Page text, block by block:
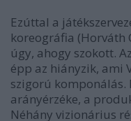
Ezúttal a
koreográfia (Horváth
úgy, ahogy szokott.
épp az hiányzik, ami
szigorú komponálás.
arányérzéke, a
Néhány vizionárius